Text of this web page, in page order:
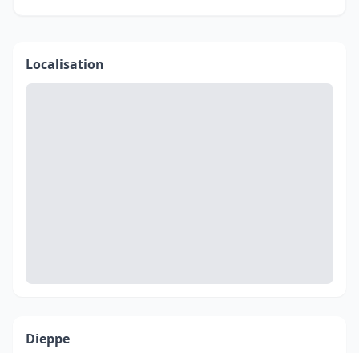
Localisation
Dieppe